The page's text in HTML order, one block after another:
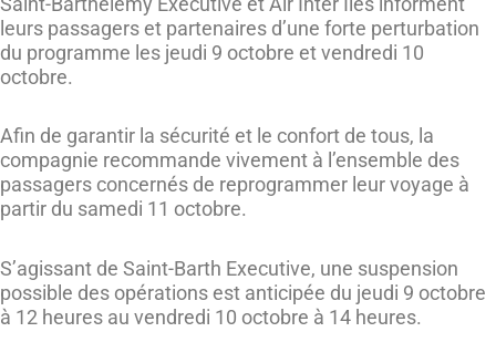
leurs passagers et partenaires d’une forte perturbation
du programme les jeudi 9 octobre et vendredi 10
octobre.
Afin de garantir la sécurité et le confort de tous, la
compagnie recommande vivement à l’ensemble des
passagers concernés de reprogrammer leur voyage à
partir du samedi 11 octobre.
S’agissant de Saint-Barth Executive, une suspension
possible des opérations est anticipée du jeudi 9 octobre
à 12 heures au vendredi 10 octobre à 14 heures.